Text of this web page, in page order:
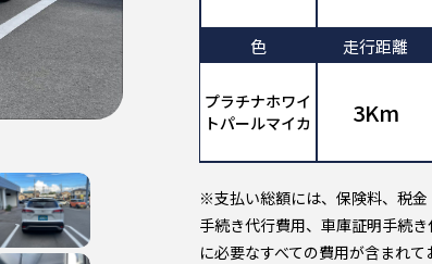
色
プラチナホワイ
トパールマイカ
走行距離
3Km
※支払い総額には、保険料、税
手続き代行費用、車庫証明手続
に必要なすべての費用が含まれて